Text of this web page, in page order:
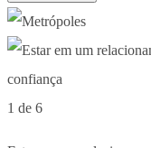
1 de 6